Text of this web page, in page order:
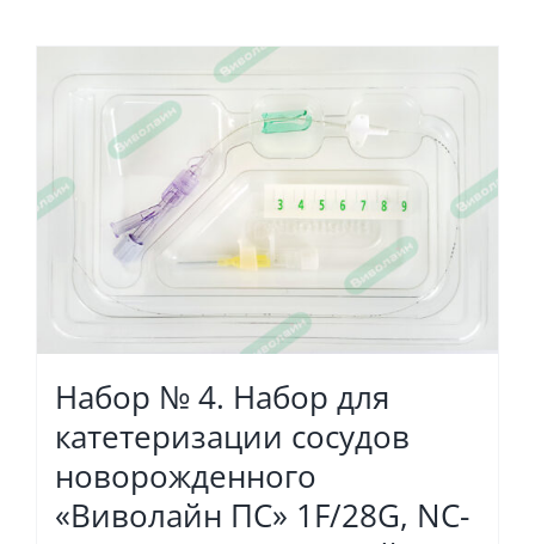
Набор № 4. Набор для
катетеризации сосудов
новорожденного
«Виволайн ПС» 1F/28G, NC-